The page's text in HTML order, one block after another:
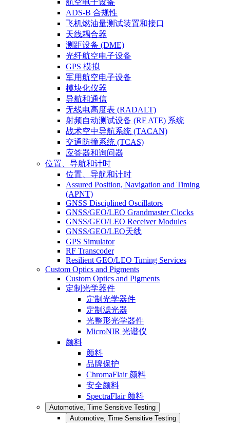
航空电子设备
ADS-B 合规性
飞机燃油量测试装置和接口
天线耦合器
测距设备 (DME)
光纤航空电子设备
GPS 模拟
军用航空电子设备
模块化仪器
导航和通信
无线电高度表 (RADALT)
射频自动测试设备 (RF ATE) 系统
战术空中导航系统 (TACAN)
交通防撞系统 (TCAS)
应答器和询问器
位置、导航和计时
位置、导航和计时
Assured Position, Navigation and Timing
(APNT)
GNSS Disciplined Oscillators
GNSS/GEO/LEO Grandmaster Clocks
GNSS/GEO/LEO Receiver Modules
GNSS/GEO/LEO天线
GPS Simulator
RF Transcoder
Resilient GEO/LEO Timing Services
Custom Optics and Pigments
Custom Optics and Pigments
定制光学器件
定制光学器件
定制滤光器
光整形光学器件
MicroNIR 光谱仪
颜料
颜料
品牌保护
ChromaFlair 颜料
安全颜料
SpectraFlair 颜料
Automotive, Time Sensitive Testing
Automotive, Time Sensitive Testing